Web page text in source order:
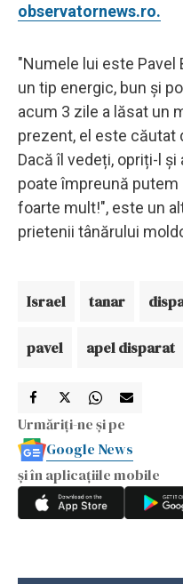
observatornews.ro.
"Numele lui este
un tip energic, bun și
acum 3 zile a lăsat un
prezent, el este căutat
Dacă îl vedeți, opriți-l
poate împreună
foarte mult!", este un
prietenii tânărului
Israel tanar
pavel apel disparat
Urmăriți-ne și pe
Google News
și în aplicațiile mobile